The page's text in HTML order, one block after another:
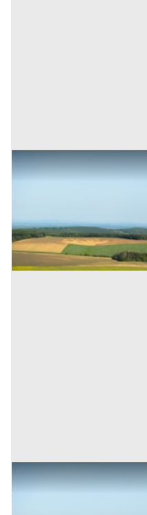
Terreni all'asta a Padova
Codice asta:AJ784681
Asta chiusa
Terreni all'asta a Padova